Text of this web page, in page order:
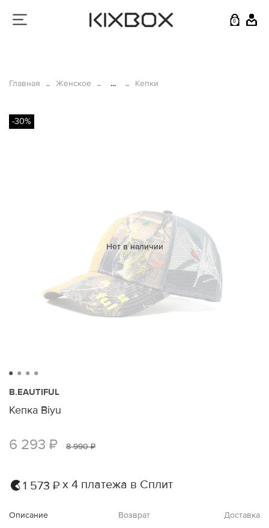
0
Главная Женское ... Кепки
Нет в наличии
-30%
B.EAUTIFUL
Кепка Biyu
6 293 ₽ 8 990 ₽
1 573 ₽ х 4 платежа в Сплит
Описание Возврат Доставка